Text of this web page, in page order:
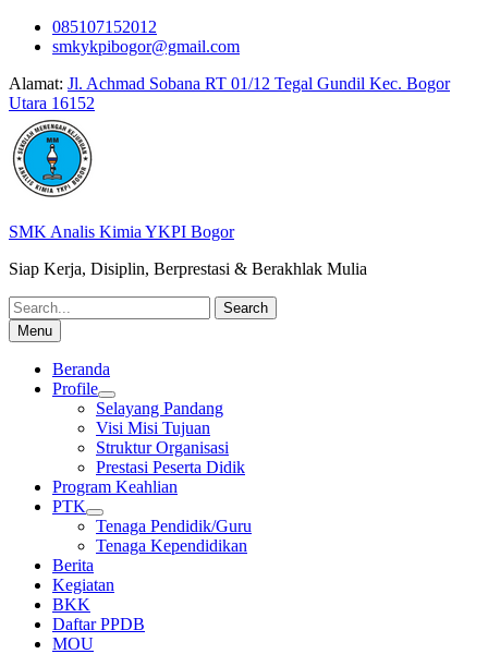
Skip
085107152012
smkykpibogor@gmail.com
Alamat: Jl. Achmad Sobana RT 01/12 Tegal Gundil Kec. Bogor
Utara 16152
SMK Analis Kimia YKPI Bogor
Siap Kerja, Disiplin, Berprestasi & Berakhlak Mulia
Search
for:Menu
Beranda
Profile
Selayang Pandang
Visi Misi Tujuan
Struktur Organisasi
Prestasi Peserta Didik
Program Keahlian
PTK
Tenaga Pendidik/Guru
Tenaga Kependidikan
Berita
Kegiatan
BKK
Daftar PPDB
MOU